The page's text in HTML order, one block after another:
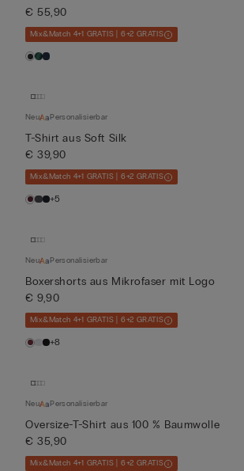
€ 55,90
Mix&Match 4+1 GRATIS | 6+2 GRATIS
Neu Personalisierbar
T-Shirt aus Soft Silk
€ 39,90
Mix&Match 4+1 GRATIS | 6+2 GRATIS
+5
Neu Personalisierbar
Boxershorts aus Mikrofaser mit Logo
€ 9,90
Mix&Match 4+1 GRATIS | 6+2 GRATIS
+8
Neu Personalisierbar
Oversize-T-Shirt aus 100 % Baumwolle
€ 35,90
Mix&Match 4+1 GRATIS | 6+2 GRATIS